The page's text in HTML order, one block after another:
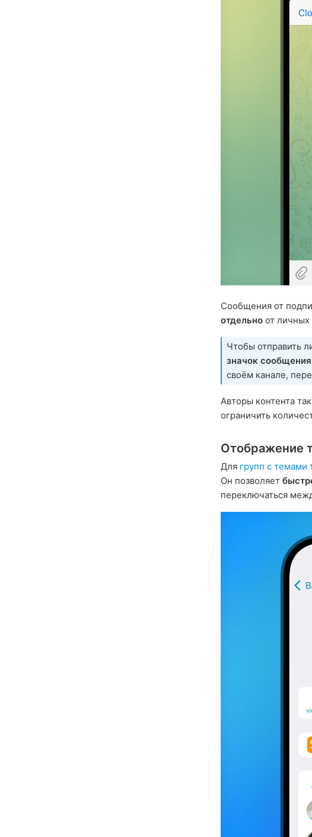
Сообщения от
отдельно от личных
Чтобы отправить
значок сообщения
своём канале,
Авторы контента
ограничить
Отображение
Для групп с темами
Он позволяет
переключаться